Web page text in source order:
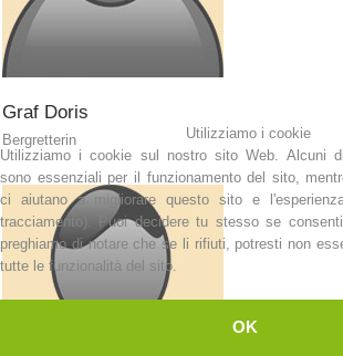
Graf Doris
Bergretterin
Utilizziamo i cookie
Utilizziamo i cookie sul nostro sito Web. Alcuni
sono essenziali per il funzionamento del sito,
ci aiutano a migliorare questo sito e
tracciamento). Puoi decidere tu stesso se
preghiamo di notare che se li rifiuti, potresti non
tutte le funzionalità del sito.
OK